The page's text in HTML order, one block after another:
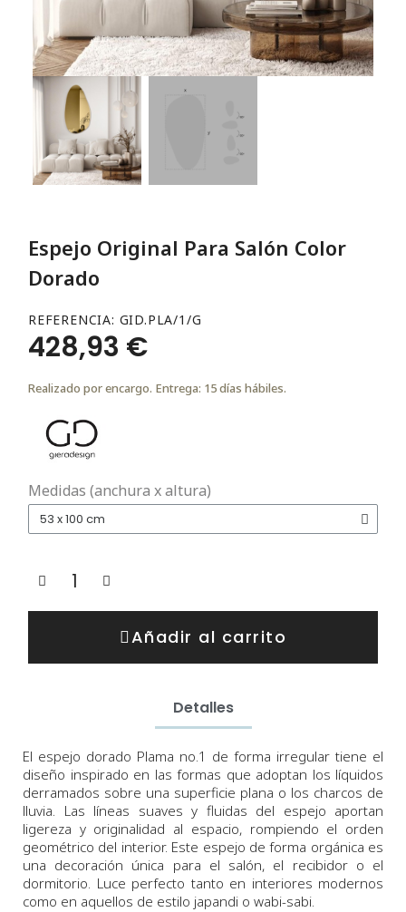
Espejo Original Para Salón Color
Dorado
REFERENCIA GID.PLA/1/G
428,93 €
Realizado por encargo. Entrega: 15 días hábiles.
Medidas (anchura x altura)
Añadir al carrito
Detalles
El espejo dorado Plama no.1 de forma irregular tiene el
diseño inspirado en las formas que adoptan los líquidos
derramados sobre una superficie plana o los charcos de
lluvia. Las líneas suaves y fluidas del espejo aportan
ligereza y originalidad al espacio, rompiendo el orden
geométrico del interior. Este espejo de forma orgánica es
una decoración única para el salón, el recibidor o el
dormitorio. Luce perfecto tanto en interiores modernos
como en aquellos de estilo japandi o wabi-sabi.